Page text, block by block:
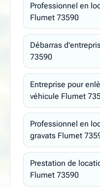
Professionnel en
Flumet 73590
Débarras
73590
Entreprise pour
véhicule Flumet
Professionnel en
gravats Flumet
Prestation de
Flumet 73590